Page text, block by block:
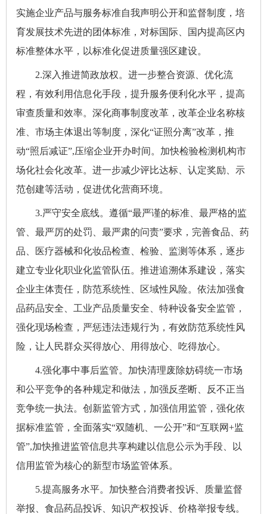
实施企业产品与服务标准自我声明公开和监督制度，培
育发展技术先进的团体标准，对标国际、国内提高区内
标准整体水平，以标准化促进质量强区建设。
2.深入推进简政放权。进一步整合资源、优化流
程，有效利用信息化手段，提升服务便利化水平，提高
审查质量和效率。深化商事制度改革，改革企业名称核
准、市场主体退出等制度，深化“证照分离”改革，推
动“照后减证”,压缩企业开办时间。加快检验检测机构市
场化社会化改革。进一步减少评比达标、认定奖励、示
范创建等活动，促进优化营商环境。
3.严守安全底线。遵循“最严谨的标准、最严格的监
管、最严厉的处罚、最严肃的问责”要求，完善食品、药
品、医疗器械和化妆品检查、检验、监测等体系，逐步
建立专业化职业化监管队伍。推进追溯体系建设，落实
企业主体责任，防范系统性、区域性风险。依法加强食
品药品安全、工业产品质量安全、特种设备安全监管，
强化现场检查，严惩违法违规行为，有效防范系统性风
险，让人民群众买得放心、用得放心、吃得放心。
4.强化事中事后监管。加快清理废除妨碍统一市场
和公平竞争的各种规定和做法，加强反垄断、反不正当
竞争统一执法。创新监管方式，加强信用监管，强化依
据标准监管，全面落实“双随机、一公开”和“互联网+监
管”,加快推进监管信息共享构建以信息公示为手段、以
信用监管为核心的新型市场监管体系。
5.提高服务水平。加快整合消费者投诉、质量监督
举报、食品药品投诉、知识产权投诉、价格举报专线。